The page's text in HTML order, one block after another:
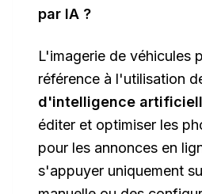
par IA ?
L'imagerie de véhicules
référence à l'utilisation
d'intelligence
éditer et optimiser les
pour les annonces en
s'appuyer uniquement